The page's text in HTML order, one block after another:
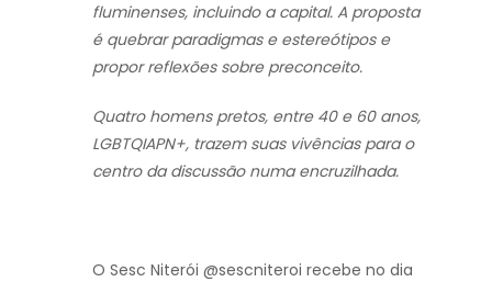
fluminenses, incluindo a capital. A proposta
é quebrar paradigmas e estereótipos e
propor reflexões sobre preconceito.
Quatro homens pretos, entre 40 e 60 anos,
LGBTQIAPN+, trazem suas vivências para o
centro da discussão numa encruzilhada.
O Sesc Niterói @sescniteroi recebe no dia